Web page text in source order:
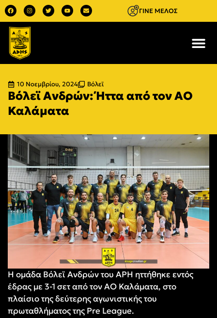
ΓΙΝΕ ΜΕΛΟΣ
10 Νοεμβρίου, 2024 Βόλεϊ
Βόλεϊ Ανδρών: Ήττα από τον ΑΟ
Καλάματα
Η ομάδα Βόλεϊ Ανδρών του ΑΡΗ ηττήθηκε εντός
έδρας με 3-1 σετ από τον ΑΟ Καλάματα, στο
πλαίσιο της δεύτερης αγωνιστικής του
πρωταθλήματος της Pre League.